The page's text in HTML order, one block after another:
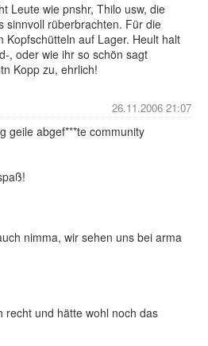
Leute wie pnshr, Thilo usw, die
sinnvoll rüberbrachten. Für die
Kopfschütteln auf Lager. Heult halt
, oder wie ihr so schön sagt
Kopp zu, ehrlich!
26.11.2006 21:07
geile abgef***te community
nimma, wir sehen uns bei arma
recht und hätte wohl noch das